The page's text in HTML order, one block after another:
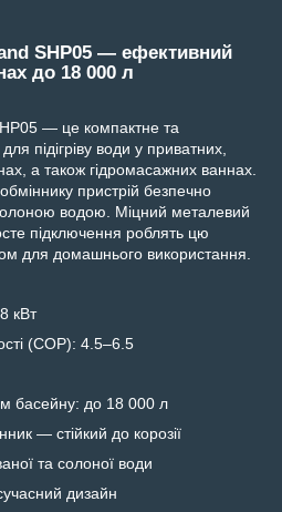
SHP05 — ефективний
до 18 000 л
— це компактне та
підігріву води у приватних,
а також гідромасажних ваннах.
пристрій безпечно
водою. Міцний металевий
підключення роблять цю
для домашнього використання.
кВт
(COP): 4.5–6.5
басейну: до 18 000 л
— стійкий до корозії
та солоної води
дизайн